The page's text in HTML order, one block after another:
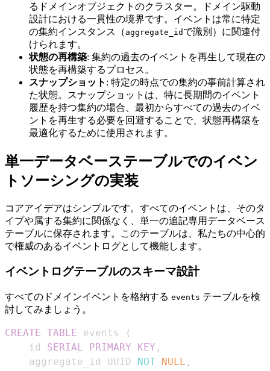
るドメインオブジェクトのクラスター。ドメイン駆動
設計における一貫性の境界です。イベントは常に特定
の集約インスタンス（ aggregate_id で識別）に関連付
けられます。
状態の再構築: 集約の過去のイベントを再生して現在の
状態を再構築するプロセス。
スナップショット : 特定の時点での集約の事前計算され
た状態。スナップショットは、特に長期間のイベント
履歴を持つ集約の場合、最初からすべての過去のイベ
ントを再生する必要を回避することで、状態再構築を
最適化するために使用されます。
単一データベーステーブルでのイベン
トソーシングの実装
コアアイデアはシンプルです。すべてのイベントは、そのタ
イプや属する集約に関係なく、単一の追記専用データベース
テーブルに保存されます。このテーブルは、私たちの中心的
で権威のあるイベントログとして機能します。
イベントログテーブルのスキーマ設計
すべてのドメインイベントを格納する events テーブルを検
討してみましょう。
CREATE TABLE events
(
    id
SERIAL PRIMARY KEY ,
    aggregate_id UUID
NOT NULL ,